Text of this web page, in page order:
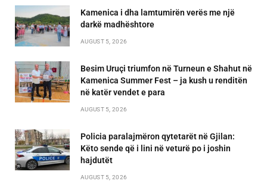
Kamenica i dha lamtumirën verës me një
darkë madhështore
AUGUST 5, 2026
Besim Uruçi triumfon në Turneun e Shahut në
Kamenica Summer Fest – ja kush u renditën
në katër vendet e para
AUGUST 5, 2026
Policia paralajmëron qytetarët në Gjilan:
Këto sende që i lini në veturë po i joshin
hajdutët
AUGUST 5, 2026